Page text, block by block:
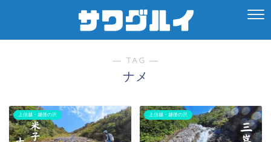
― TAG ―
ナメ
上信越・越後の沢 上信越・越後の沢